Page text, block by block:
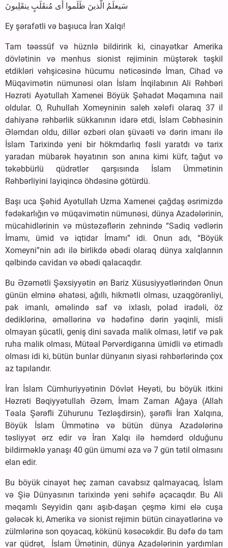
سَیعلَمُ الّذینَ ظَلَموا أَی مُنقَلَبٍ ینقَلِبونَ
Ey şərafətli və başıuca İran Xalqı!
Tam təəssüf və hüznlə bildiririk ki, cinayətkar Amerika
dövlətinin və mənhus sionist rejiminin müştərək təşkil
etdikləri vəhşicəsinə hücumu nəticəsində İman, Cihad və
Müqavimətin nümunəsi olan İslam İnqilabının Ali Rəhbəri
Həzrəti Ayətullah Xamenei Böyük Şəhadət Məqamına nail
oldular. O, Ruhullah Xomeyninin saleh xələfi olaraq 37 il
dahiyanə rəhbərlik sükkanının idarə etdi, İslam Cəbhəsinin
Ələmdarı oldu, dillər əzbəri olan şüvaəti və dərin imanı ilə
İslam Tarixində yeni bir hökmdarlıq fəsli yaratdı və tarix
yaradan mübarək həyatının son anına kimi küfr, tağut və
təkəbbürlü qüdrətlər qarşısında İslam Ümmətinin
Rəhbərliyini layiqincə öhdəsinə götürdü.
Başı uca Şəhid Ayətullah Uzma Xamenei çağdaş əsrimizdə
fədəkarlığın və müqavimətin nümunəsi, dünya Azadələrinin,
mücahidlərinin və müstəzəflərin zehnində “Sadiq vədlərin
İmamı, ümid və iqtidar İmamı” idi. Onun adı, “Böyük
Xomeyni”nin adı ilə birlikdə əbədi olaraq dünya xalqlarının
qəlbində cavidan və əbədi qalacaqdır.
Bu Əzəmətli Şəxsiyyətin ən Bariz Xüsusiyyətlərindən Onun
günün elminə əhatəsi, ağıllı, hikmətli olması, uzaqgörənliyi,
pak imanlı, əməlində saf və ixlaslı, polad iradəli, öz
dediklərinə, əməllərinə və hədəfinə dərin yəqinli, misli
olmayan şücatli, geniş dini savada malik olması, lətif və pak
ruha malik olması, Mütəal Pərvərdigarına ümidli və etimadlı
olması idi ki, bütün bunlar dünyanın siyasi rəhbərlərində çox
az tapılandır.
İran İslam Cümhuriyyətinin Dövlət Heyəti, bu böyük itkini
Həzrəti Bəqiyyətullah Əzəm, İmam Zaman Ağaya (Allah
Təala Şərəfli Zühurunu Tezləşdirsin), şərəfli İran Xalqına,
Böyük İslam Ümmətinə və bütün dünya Azadələrinə
təsliyyət ərz edir və İran Xalqı ilə həmdərd olduğunu
bildirməklə yanaşı 40 gün ümumi əza və 7 gün tətil olmasını
elan edir.
Bu böyük cinayət heç zaman cavabsız qalmayacaq, İslam
və Şiə Dünyasının tarixində yeni səhifə açacaqdır. Bu Ali
məqamlı Seyyidin qanı aşıb-daşan çeşmə kimi elə cuşa
gələcək ki, Amerika və sionist rejimin bütün cinayətlərinə və
zülmlərinə son qoyacaq, kökünü kəsəcəkdir. Bu dəfə də tam
var qüdrət, İslam Ümətinin, dünya Azadələrinin yardımları